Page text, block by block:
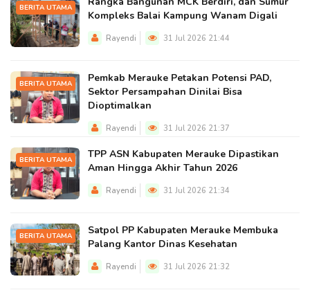
BERITA UTAMA
Kompleks Balai Kampung Wanam Digali
Rayendi 31 Jul 2026 21:44
BERITA UTAMA
Pemkab Merauke Petakan Potensi PAD,
Sektor Persampahan Dinilai Bisa
Dioptimalkan
Rayendi 31 Jul 2026 21:37
BERITA UTAMA
TPP ASN Kabupaten Merauke Dipastikan
Aman Hingga Akhir Tahun 2026
Rayendi 31 Jul 2026 21:34
BERITA UTAMA
Satpol PP Kabupaten Merauke Membuka
Palang Kantor Dinas Kesehatan
Rayendi 31 Jul 2026 21:32